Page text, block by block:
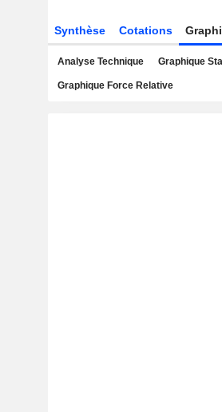
Synthèse Cotations
Analyse Technique Graphique
Graphique Force Relative